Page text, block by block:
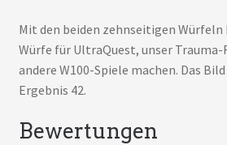
Mit den beiden zehnseitigen Würfeln
Würfe für UltraQuest, unser
andere W100-Spiele machen. Das
Ergebnis 42.
Bewertungen